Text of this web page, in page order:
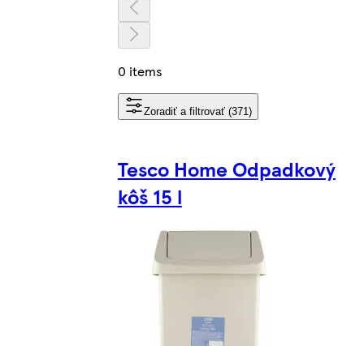
0 items
Zoradiť a filtrovať (371)
Tesco Home Odpadkový
kôš 15 l